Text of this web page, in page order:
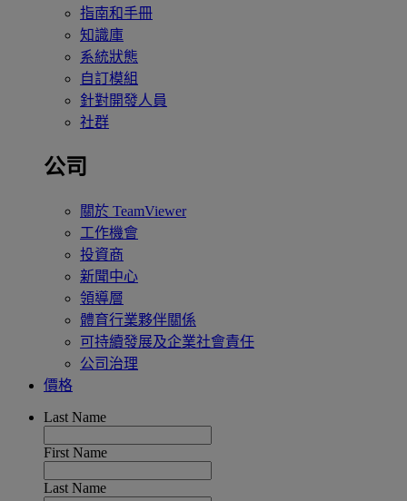
指南和手冊
知識庫
系統狀態
自訂模組
針對開發人員
社群
公司
關於 TeamViewer
工作機會
投資商
新聞中心
領導層
體育行業夥伴關係
可持續發展及企業社會責任
公司治理
價格
Last Name
First Name
Last Name